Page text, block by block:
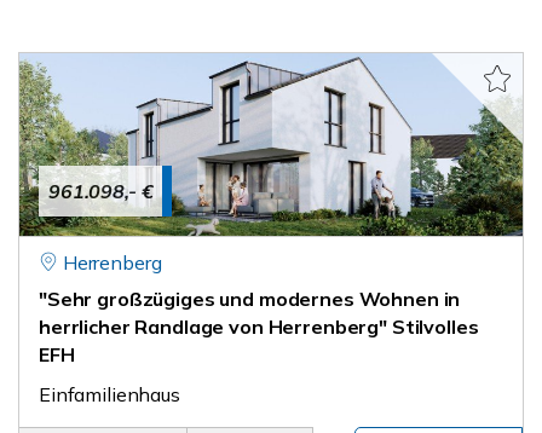
961.098,- €
Herrenberg
"Sehr großzügiges und modernes Wohnen in
herrlicher Randlage von Herrenberg" Stilvolles
EFH
Einfamilienhaus